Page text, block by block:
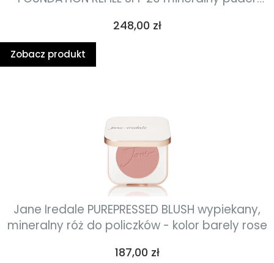
Cena
248,00 zł
Zobacz produkt
Jane Iredale PUREPRESSED BLUSH wypiekany,
mineralny róż do policzków - kolor barely rose
Cena
187,00 zł